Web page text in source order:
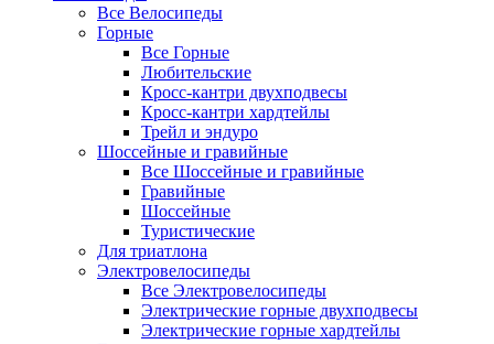
Все Велосипеды
Горные
Все Горные
Любительские
Кросс-кантри двухподвесы
Кросс-кантри хардтейлы
Трейл и эндуро
Шоссейные и гравийные
Все Шоссейные и гравийные
Гравийные
Шоссейные
Туристические
Для триатлона
Электровелосипеды
Все Электровелосипеды
Электрические горные двухподвесы
Электрические горные хардтейлы